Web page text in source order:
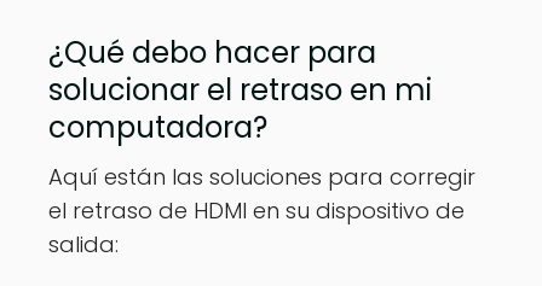
¿Qué debo hacer para
solucionar el retraso en mi
computadora?
Aquí están las soluciones para corregir
el retraso de HDMI en su dispositivo de
salida: